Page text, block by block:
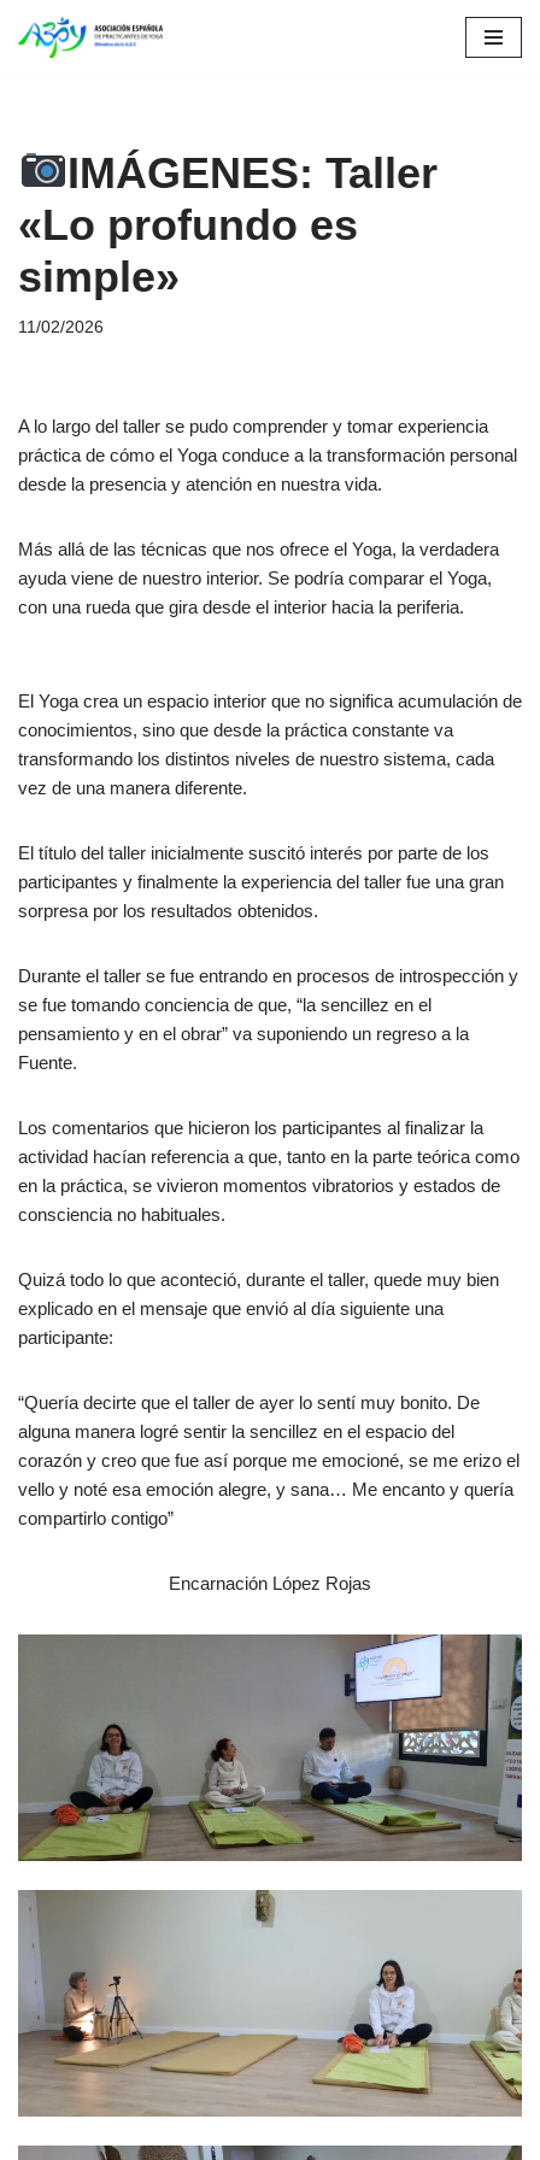
Saltar
IMÁGENES: Taller
«Lo profundo es
simple»
11/02/2026
A lo largo del taller se pudo comprender y tomar experiencia
práctica de cómo el Yoga conduce a la transformación personal
desde la presencia y atención en nuestra vida.
Más allá de las técnicas que nos ofrece el Yoga, la verdadera
ayuda viene de nuestro interior. Se podría comparar el Yoga,
con una rueda que gira desde el interior hacia la periferia.
El Yoga crea un espacio interior que no significa acumulación de
conocimientos, sino que desde la práctica constante va
transformando los distintos niveles de nuestro sistema, cada
vez de una manera diferente.
El título del taller inicialmente suscitó interés por parte de los
participantes y finalmente la experiencia del taller fue una gran
sorpresa por los resultados obtenidos.
Durante el taller se fue entrando en procesos de introspección y
se fue tomando conciencia de que, “la sencillez en el
pensamiento y en el obrar” va suponiendo un regreso a la
Fuente.
Los comentarios que hicieron los participantes al finalizar la
actividad hacían referencia a que, tanto en la parte teórica como
en la práctica, se vivieron momentos vibratorios y estados de
consciencia no habituales.
Quizá todo lo que aconteció, durante el taller, quede muy bien
explicado en el mensaje que envió al día siguiente una
participante:
“Quería decirte que el taller de ayer lo sentí muy bonito. De
alguna manera logré sentir la sencillez en el espacio del
corazón y creo que fue así porque me emocioné, se me erizo el
vello y noté esa emoción alegre, y sana… Me encanto y quería
compartirlo contigo”
Encarnación López Rojas